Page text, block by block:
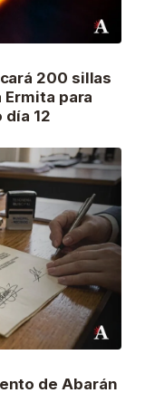
200 sillas
para
12
de Abarán